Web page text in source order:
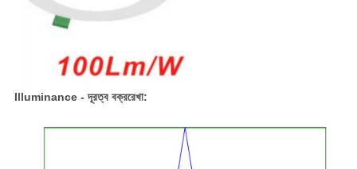
Illuminance - দূরত্ব বক্ররেখা: